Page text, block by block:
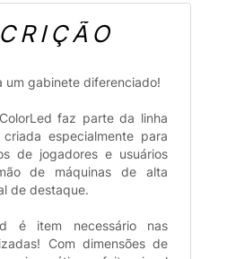
um gabinete diferenciado!
faz parte da linha
especialmente para
de jogadores e usuários
de máquinas de alta
de destaque.
é item necessário nas
Com dimensões de